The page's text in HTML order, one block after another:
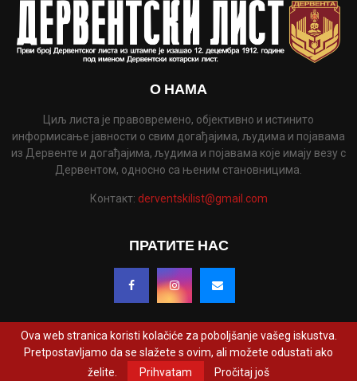
О НАМА
Циљ листа је правовремено, објективно и истинито
информисање јавности о свим догађајима, људима и појавама
из Дервенте и догађајима, људима и појавама које имају везу с
Дервентом, односно са њеним становницима.
Контакт: derventskilist@gmail.com
ПРАТИТЕ НАС
@2022 - www.derventskilist.net. Сва права задржана. Дизајнирао и развио
ProCreative Studio
Ova web stranica koristi kolačiće za poboljšanje vašeg iskustva.
Pretpostavljamo da se slažete s ovim, ali možete odustati ako
želite.
Prihvatam Pročitaj još